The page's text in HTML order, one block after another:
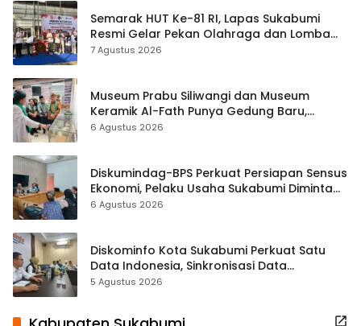
Semarak HUT Ke-81 RI, Lapas Sukabumi
Resmi Gelar Pekan Olahraga dan Lomba
Tradisional
7 Agustus 2026
Museum Prabu Siliwangi dan Museum
Keramik Al-Fath Punya Gedung Baru,
Hampir 500 Koleksi Dipisahkan
6 Agustus 2026
Diskumindag-BPS Perkuat Persiapan Sensus
Ekonomi, Pelaku Usaha Sukabumi Diminta
Terbuka Beri Data
6 Agustus 2026
Diskominfo Kota Sukabumi Perkuat Satu
Data Indonesia, Sinkronisasi Data
Kewilayahan Dikebut
5 Agustus 2026